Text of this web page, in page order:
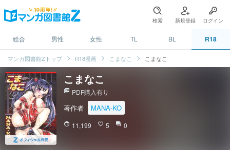
検索 新規登録 ログイン
総合 男性 女性 TL BL R18
マンガ図書館Zトップ R18漫画 こまなこ こまなこ
こまなこ
picture_as_pdf PDF購入有り
著作者 MANA-KO
face 11,199 favorite_border 5 question_answer 0